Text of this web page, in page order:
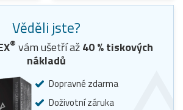
Věděli jste?
® vám ušetří až40% tiskových
nákladů
Dopravné zdarma
Doživotní záruka